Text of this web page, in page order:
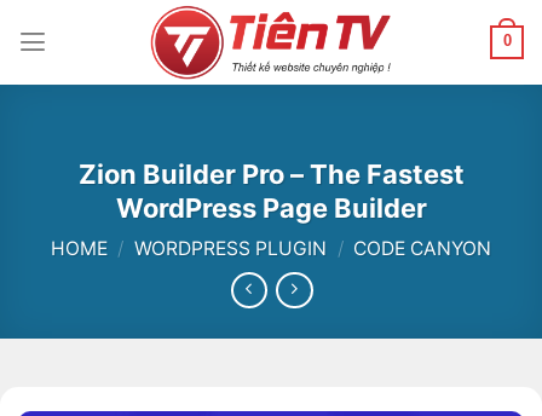
đến
0
Zion Builder Pro – The Fastest
WordPress Page Builder
HOME / WORDPRESS PLUGIN / CODE CANYON